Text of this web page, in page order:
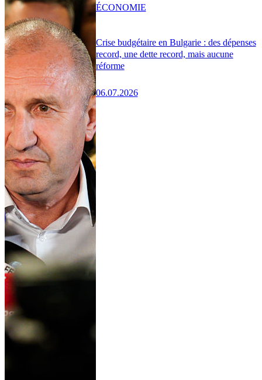
Crise budgétaire en Bulgarie : des dépenses
record, une dette record, mais aucune
réforme
06.07.2026
ÉCONOMIE